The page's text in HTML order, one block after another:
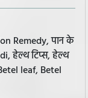
Remedy, पान के
हेल्थ टिप्स, हेल्थ
leaf, Betel